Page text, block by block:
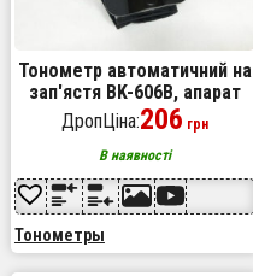
Тонометр автоматичний на
зап'ястя BK-606B, апарат
для вимірювання тиску
автомат
ДропЦіна:206 грн
В наявності
Тонометры